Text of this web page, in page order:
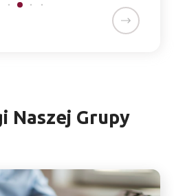
Naszej Grupy